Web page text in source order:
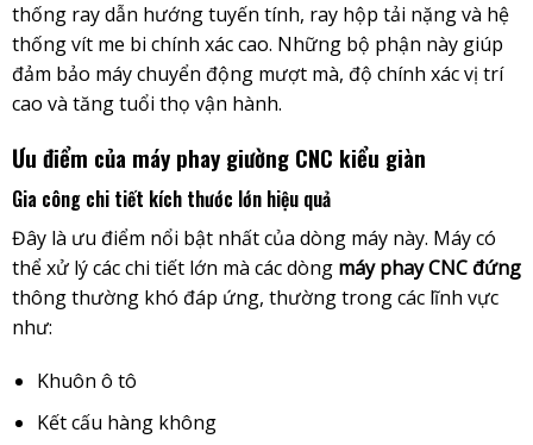
thống ray dẫn hướng tuyến tính, ray hộp tải nặng và hệ
thống vít me bi chính xác cao. Những bộ phận này giúp
đảm bảo máy chuyển động mượt mà, độ chính xác vị trí
cao và tăng tuổi thọ vận hành.
Ưu điểm của máy phay giường CNC kiểu giàn
Gia công chi tiết kích thước lớn hiệu quả
Đây là ưu điểm nổi bật nhất của dòng máy này. Máy có
thể xử lý các chi tiết lớn mà các dòng máy phay CNC đứng
thông thường khó đáp ứng, thường trong các lĩnh vực
như:
Khuôn ô tô
Kết cấu hàng không